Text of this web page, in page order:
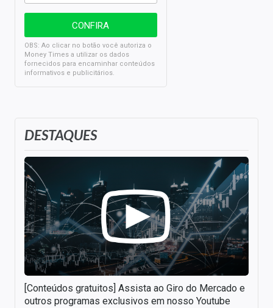
DESTAQUES
[Conteúdos gratuitos] Assista ao Giro do Mercado e
outros programas exclusivos em nosso Youtube
OBS: Ao clicar no botão você autoriza o
Money Times a utilizar os dados
fornecidos para encaminhar conteúdos
informativos e publicitários.